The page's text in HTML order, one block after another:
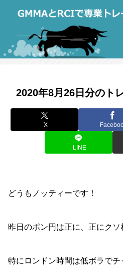
2020年8月26日分のト
X
LINE
どうもノッティーです！
昨日のポン円は正に、正にクソ
特にロンドン時間は低ボラで